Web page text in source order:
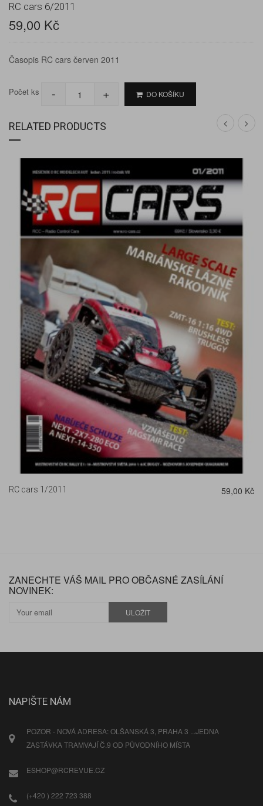
RC cars 6/2011
59,00 Kč
Časopis RC cars červen 2011
Počet ks - + DO KOŠÍKU
RELATED PRODUCTS
RC cars 1/2011 59,00 Kč
DETAIL
ZANECHTE VÁŠ MAIL PRO OBČASNÉ ZASÍLÁNÍ
NOVINEK:
ULOŽIT
NAPIŠTE NÁM
POZOR - NOVÁ ADRESA: OLŠANSKÁ 3, PRAHA 3 ...JEDNA
ZASTÁVKA TRAMVAJÍ Č.9 OD PŮVODNÍHO MÍSTA
ESHOP@RCREVUE.CZ
(+420 ) 222 723 388